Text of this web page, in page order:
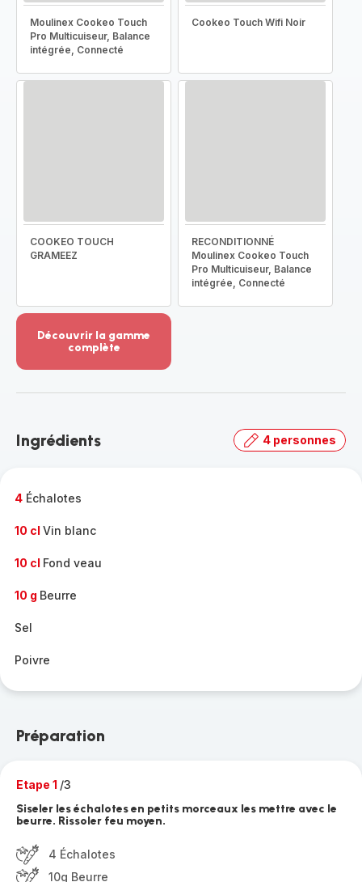
Moulinex Cookeo Touch
Pro Multicuiseur, Balance
intégrée, Connecté
Cookeo Touch Wifi Noir
COOKEO TOUCH
GRAMEEZ
RECONDITIONNÉ
Moulinex Cookeo Touch
Pro Multicuiseur, Balance
intégrée, Connecté
Découvrir la gamme
complète
-
gamme
Ingrédients 4 personnes
4 Échalotes
10 cl Vin blanc
10 cl Fond veau
10 g Beurre
Sel
Poivre
Préparation
Etape 1 /3
Siseler les échalotes en petits morceaux les mettre avec le
beurre. Rissoler feu moyen.
4 Échalotes
10g Beurre